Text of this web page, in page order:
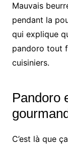
Mauvais
pendant la
qui explique
pandoro tout
cuisiniers.
Pandoro
C’est là que